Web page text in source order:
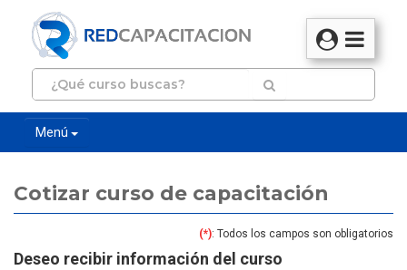
Menú
Cotizar curso de capacitación
(*): Todos los campos son obligatorios
Deseo recibir información del curso